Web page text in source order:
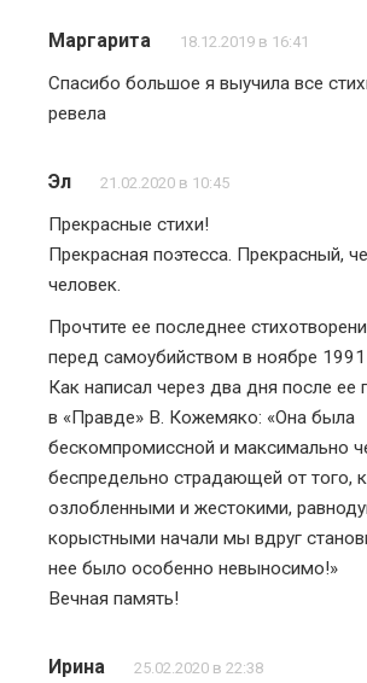
Маргарита 18.12.2019 в 16:41
Спасибо большое я выучила все
ревела
Эл 21.02.2020 в 10:45
Прекрасные стихи!
Прекрасная поэтесса. Прекрасный,
человек.
Прочтите ее последнее
перед самоубийством в ноябре 1991
Как написал через два дня после ее
в «Правде» В. Кожемяко: «Она была
бескомпромиссной и максимально
беспредельно страдающей от того,
озлобленными и жестокими,
корыстными начали мы вдруг
нее было особенно невыносимо!»
Вечная память!
Ирина 25.02.2020 в 22:38